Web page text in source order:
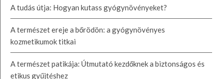
A tudás útja: Hogyan kutass gyógynövényeket?
A természet ereje a bőrödön: a gyógynövényes
kozmetikumok titkai
A természet patikája: Útmutató kezdőknek a biztonságos és
etikus gyűjtéshez